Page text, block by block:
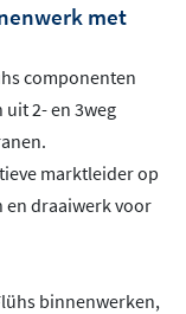
met
componenten
2- en 3weg
marktleider op
en draaiwerk voor
binnenwerken,